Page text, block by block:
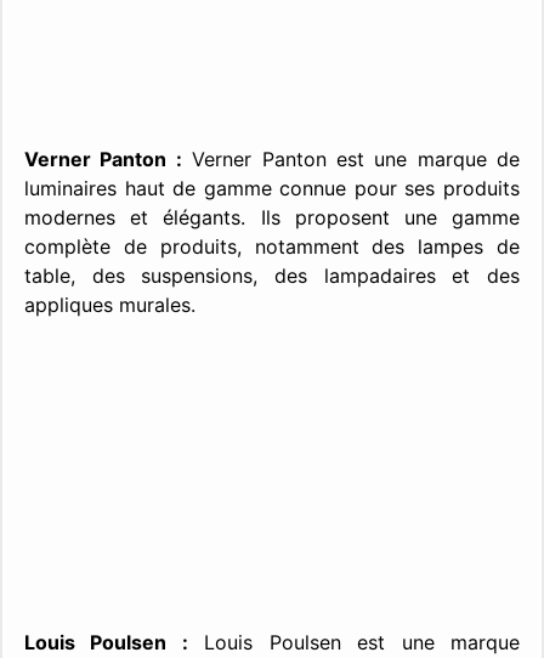
Verner Panton : Verner Panton est une marque de
luminaires haut de gamme connue pour ses produits
modernes et élégants. Ils proposent une gamme
complète de produits, notamment des lampes de
table, des suspensions, des lampadaires et des
appliques murales.
Louis Poulsen : Louis Poulsen est une marque